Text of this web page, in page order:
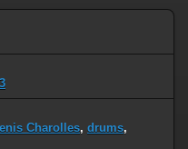
Charolles, drums,